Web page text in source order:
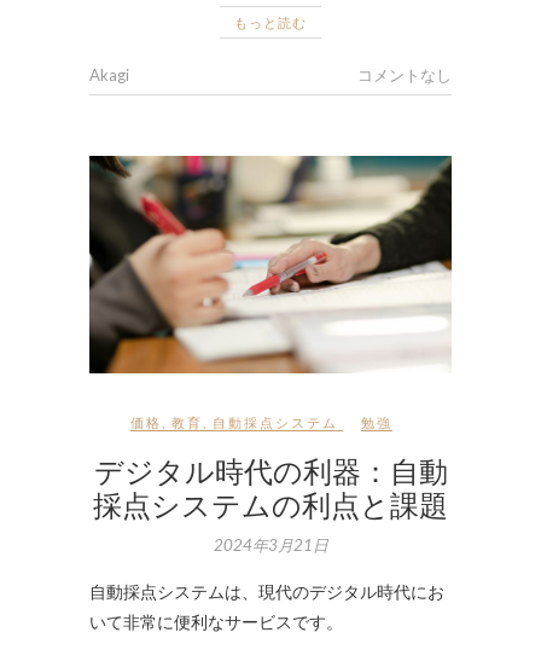
もっと読む
Akagi コメントなし
価格 教育 自動採点システム 勉強
デジタル時代の利器：自動
採点システムの利点と課題
2024年3月21日
自動採点システムは、現代のデジタル時代にお
いて非常に便利なサービスです。